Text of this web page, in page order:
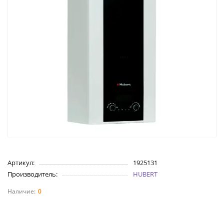
Артикул:
1925131
Производитель:
HUBERT
0